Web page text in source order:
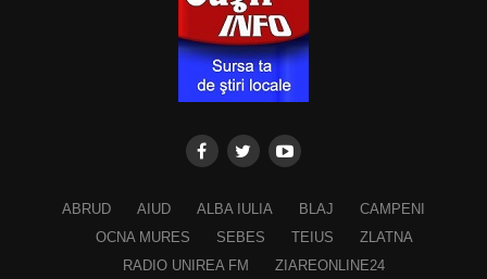
ABRUD AIUD ALBA IULIA BLAJ
CAMPENI
OCNA MURES
SEBES TEIUS
ZLATNA
RADIO UNIREA FM
ZIAREONLINE24